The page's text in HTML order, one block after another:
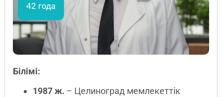
42 года
Білімі:
1987 ж. – Целиноград мемлекеттік